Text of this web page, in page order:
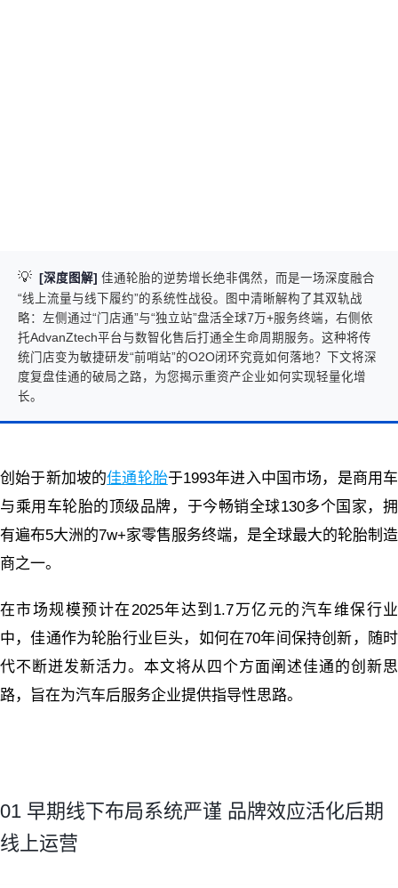
💡 [深度图解] 佳通轮胎的逆势增长绝非偶然，而是一场深度融合
“线上流量与线下履约”的系统性战役。图中清晰解构了其双轨战
略：左侧通过“门店通”与“独立站”盘活全球7万+服务终端，右侧依
托AdvanZtech平台与数智化售后打通全生命周期服务。这种将传
统门店变为敏捷研发“前哨站”的O2O闭环究竟如何落地？下文将深
度复盘佳通的破局之路，为您揭示重资产企业如何实现轻量化增
长。
创始于新加坡的佳通轮胎于1993年进入中国市场，是商用车
与乘用车轮胎的顶级品牌，于今畅销全球130多个国家，拥
有遍布5大洲的7w+家零售服务终端，是全球最大的轮胎制造
商之一。
在市场规模预计在2025年达到1.7万亿元的汽车维保行业
中，佳通作为轮胎行业巨头，如何在70年间保持创新，随时
代不断迸发新活力。本文将从四个方面阐述佳通的创新思
路，旨在为汽车后服务企业提供指导性思路。
01 早期线下布局系统严谨 品牌效应活化后期
线上运营